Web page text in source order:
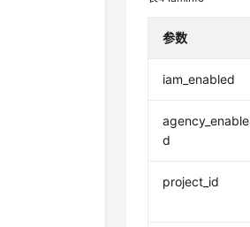
参数
iam_enabled
agency_enable
d
project_id